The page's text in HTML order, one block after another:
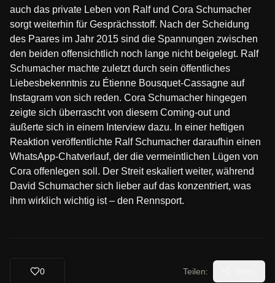
auch das private Leben von Ralf und Cora Schumacher
sorgt weiterhin für Gesprächsstoff. Nach der Scheidung
des Paares im Jahr 2015 sind die Spannungen zwischen
den beiden offensichtlich noch lange nicht beigelegt. Ralf
Schumacher machte zuletzt durch sein öffentliches
Liebesbekenntnis zu Étienne Bousquet-Cassagne auf
Instagram von sich reden. Cora Schumacher hingegen
zeigte sich überrascht von diesem Coming-out und
äußerte sich in einem Interview dazu. In einer heftigen
Reaktion veröffentlichte Ralf Schumacher daraufhin einen
WhatsApp-Chatverlauf, der die vermeintlichen Lügen von
Cora offenlegen soll. Der Streit eskaliert weiter, während
David Schumacher sich lieber auf das konzentriert, was
ihm wirklich wichtig ist – den Rennsport.
0 Teilen: